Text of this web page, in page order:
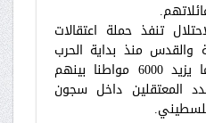
تنفذ حملة اعتقالات
والقدس منذ بداية الحرب
على غزةً، حيث أَعتقلت ما يزيد 6000 مواطنا بينهم
المعتقلين داخل سجون